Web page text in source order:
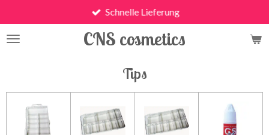
Hauptinhalt
springen
CNS cosmetics
Schnelle Lieferung
Tips